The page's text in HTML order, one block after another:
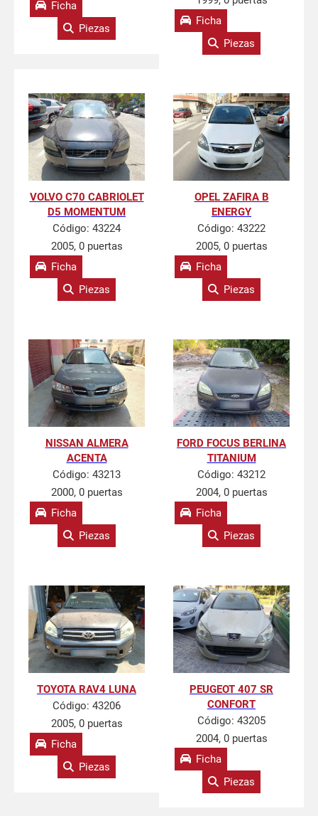
Ficha
Piezas
Ficha
Piezas
VOLVO C70 CABRIOLET
D5 MOMENTUM
Código: 43224
2005, 0 puertas
Ficha
Piezas
OPEL ZAFIRA B
ENERGY
Código: 43222
2005, 0 puertas
Ficha
Piezas
NISSAN ALMERA
ACENTA
Código: 43213
2000, 0 puertas
Ficha
Piezas
FORD FOCUS BERLINA
TITANIUM
Código: 43212
2004, 0 puertas
Ficha
Piezas
TOYOTA RAV4 LUNA
Código: 43206
2005, 0 puertas
Ficha
Piezas
PEUGEOT 407 SR
CONFORT
Código: 43205
2004, 0 puertas
Ficha
Piezas